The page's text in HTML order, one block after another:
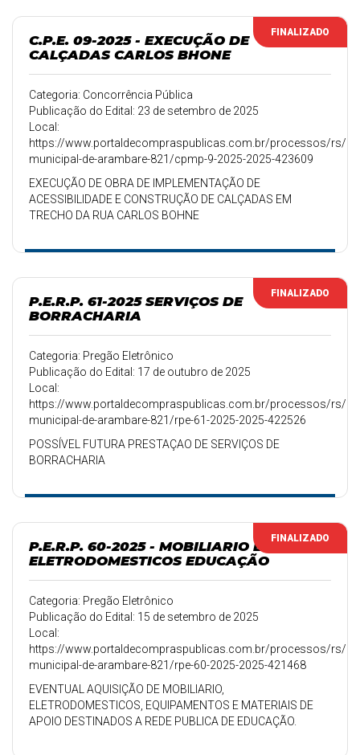
FINALIZADO
C.P.E. 09-2025 - EXECUÇÃO DE
CALÇADAS CARLOS BHONE
Categoria: Concorrência Pública
Publicação do Edital: 23 de setembro de 2025
Local:
https://www.portaldecompraspublicas.com.br/processos/rs/
municipal-de-arambare-821/cpmp-9-2025-2025-423609
EXECUÇÃO DE OBRA DE IMPLEMENTAÇÃO DE
ACESSIBILIDADE E CONSTRUÇÃO DE CALÇADAS EM
TRECHO DA RUA CARLOS BOHNE
FINALIZADO
P.E.R.P. 61-2025 SERVIÇOS DE
BORRACHARIA
Categoria: Pregão Eletrônico
Publicação do Edital: 17 de outubro de 2025
Local:
https://www.portaldecompraspublicas.com.br/processos/rs/
municipal-de-arambare-821/rpe-61-2025-2025-422526
POSSÍVEL FUTURA PRESTAÇAO DE SERVIÇOS DE
BORRACHARIA
FINALIZADO
P.E.R.P. 60-2025 - MOBILIARIO E
ELETRODOMESTICOS EDUCAÇÃO
Categoria: Pregão Eletrônico
Publicação do Edital: 15 de setembro de 2025
Local:
https://www.portaldecompraspublicas.com.br/processos/rs/
municipal-de-arambare-821/rpe-60-2025-2025-421468
EVENTUAL AQUISIÇÃO DE MOBILIARIO,
ELETRODOMESTICOS, EQUIPAMENTOS E MATERIAIS DE
APOIO DESTINADOS A REDE PUBLICA DE EDUCAÇÃO.